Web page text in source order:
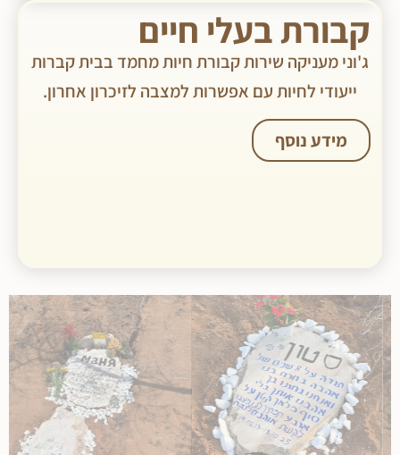
קבורת בעלי חיים
ג'וני מעניקה שירות קבורת חיות מחמד בבית קברות
ייעודי לחיות עם אפשרות למצבה לזיכרון אחרון.
מידע נוסף